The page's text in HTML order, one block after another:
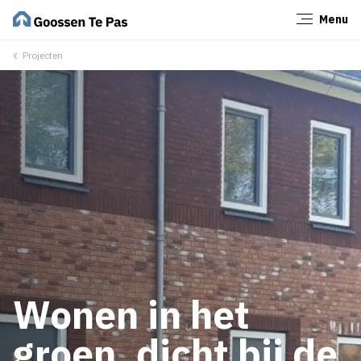
Menu
Projecten
Wonen in het
Sluiten